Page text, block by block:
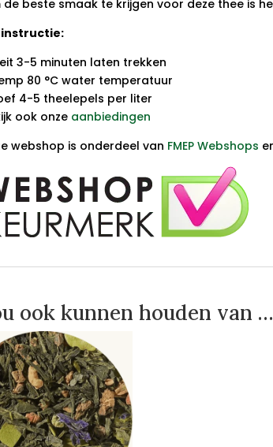
de beste smaak te krijgen voor deze thee is
3-5 minuten laten trekken
80 °C water temperatuur
4-5 theelepels per liter
ook onze aanbiedingen
webshop is onderdeel van FMEP Webshops
ook kunnen houden van …